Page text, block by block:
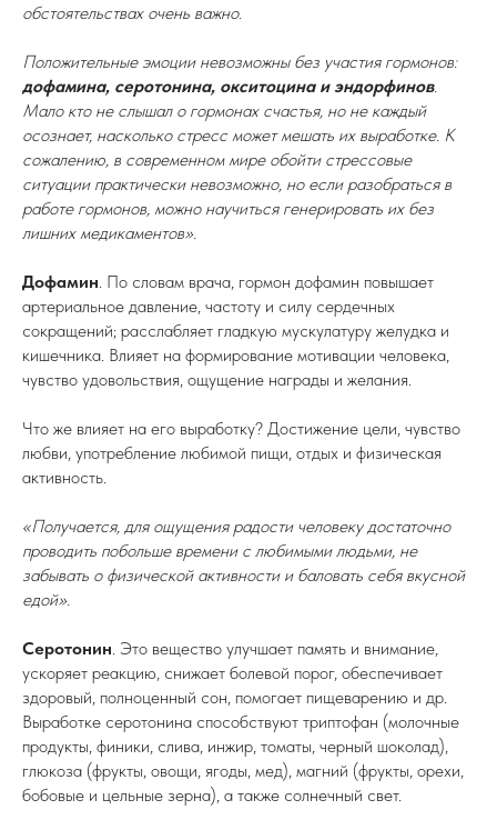
обстоятельствах очень важно.
Положительные эмоции невозможны без участия гормонов:
дофамина, серотонина, окситоцина и эндорфинов.
Мало кто не слышал о гормонах счастья, но не каждый
осознает, насколько стресс может мешать их выработке. К
сожалению, в современном мире обойти стрессовые
ситуации практически невозможно, но если разобраться в
работе гормонов, можно научиться генерировать их без
лишних медикаментов».
Дофамин. По словам врача, гормон дофамин повышает
артериальное давление, частоту и силу сердечных
сокращений; расслабляет гладкую мускулатуру желудка и
кишечника. Влияет на формирование мотивации человека,
чувство удовольствия, ощущение награды и желания.
Что же влияет на его выработку? Достижение цели, чувство
любви, употребление любимой пищи, отдых и физическая
активность.
«Получается, для ощущения радости человеку достаточно
проводить побольше времени с любимыми людьми, не
забывать о физической активности и баловать себя вкусной
едой».
Серотонин. Это вещество улучшает память и внимание,
ускоряет реакцию, снижает болевой порог, обеспечивает
здоровый, полноценный сон, помогает пищеварению и др.
Выработке серотонина способствуют триптофан (молочные
продукты, финики, слива, инжир, томаты, черный шоколад),
глюкоза (фрукты, овощи, ягоды, мед), магний (фрукты, орехи,
бобовые и цельные зерна), а также солнечный свет.